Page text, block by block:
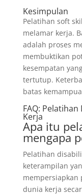
Kesimpulan
Pelatihan soft
melamar kerja.
adalah proses
membuktikan
kesempatan
tertutup.
batas
FAQ:
Kerja
Apa itu
mengapa
Pelatihan
keterampilan
mempersiapkan
dunia kerja